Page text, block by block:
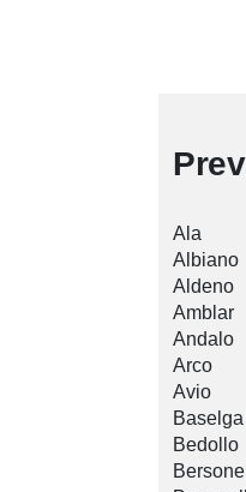
Ala
Albiano
Aldeno
Amblar
Andalo
Arco
Avio
Bedollo
Bersone